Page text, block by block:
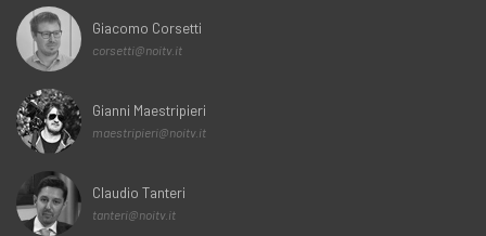
Giacomo Corsetti
corsetti@noitv.it
Gianni Maestripieri
maestripieri@noitv.it
Claudio Tanteri
tanteri@noitv.it